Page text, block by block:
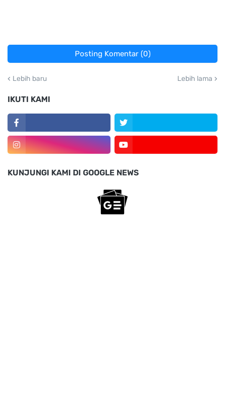
Posting Komentar (0)
Lebih baru Lebih lama
IKUTI KAMI
KUNJUNGI KAMI DI GOOGLE NEWS